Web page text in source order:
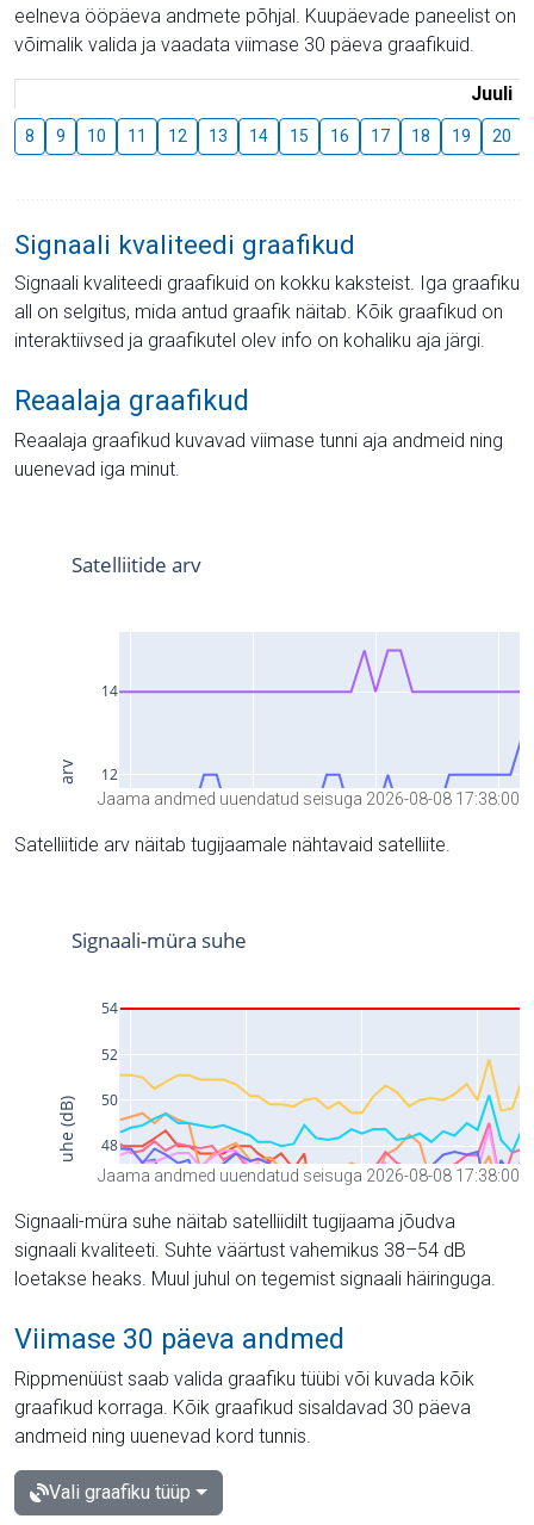
eelneva ööpäeva andmete põhjal. Kuupäevade paneelist on
võimalik valida ja vaadata viimase 30 päeva graafikuid.
Juuli
8 9 10 11 12 13 14 15 16 17 18 19 20
Signaali kvaliteedi graafikud
Signaali kvaliteedi graafikuid on kokku kaksteist. Iga graafiku
all on selgitus, mida antud graafik näitab. Kõik graafikud on
interaktiivsed ja graafikutel olev info on kohaliku aja järgi.
Reaalaja graafikud
Reaalaja graafikud kuvavad viimase tunni aja andmeid ning
uuenevad iga minut.
Jaama andmed uuendatud seisuga 2026-08-08 17:38:00
Satelliitide arv näitab tugijaamale nähtavaid satelliite.
Jaama andmed uuendatud seisuga 2026-08-08 17:38:00
Signaali-müra suhe näitab satelliidilt tugijaama jõudva
signaali kvaliteeti. Suhte väärtust vahemikus 38–54 dB
loetakse heaks. Muul juhul on tegemist signaali häiringuga.
Viimase 30 päeva andmed
Rippmenüüst saab valida graafiku tüübi või kuvada kõik
graafikud korraga. Kõik graafikud sisaldavad 30 päeva
andmeid ning uuenevad kord tunnis.
Vali graafiku tüüp